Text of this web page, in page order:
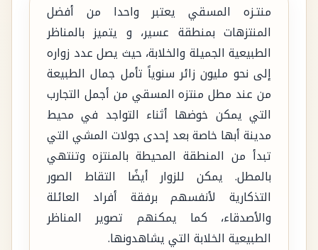
منتـزه المسقي يعتبر واحدا من أفضل
المنتزهات بمنطقة عسير، و يتميز بالمناظر
الطبيعية الجميلة والخلابة، حيث يصل عدد زواره
إلى نحو مليون زائر سنوياً تأمل جمال الطبيعة
من عند مطل منتزه المسقي من أجمل التجارب
التي يمكن خوضها أثناء التواجد في محيط
مدينة أبها خاصة بعد إحدى جولات المشي التي
تبدأ من المنطقة المحيطة بالمنتزه وتنتهي
بالمطل. يمكن للزوار أيضًا التقاط الصور
التذكارية لأنفسهم برفقة أفراد العائلة
والأصدقاء، كما يمكنهم تصوير المناظر
الطبيعية الخلابة التي يشاهدونها.